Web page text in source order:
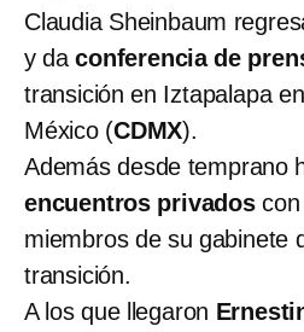
Claudia Sheinbaum
y daconferencia de
transición en Iztapalapa
México (CDMX).
Además desde temprano
encuentros privadoscon
miembros de su gabinete
transición.
A los que llegaron